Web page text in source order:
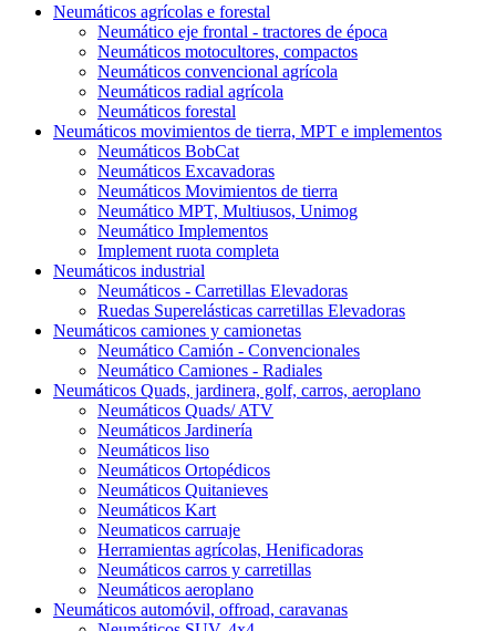
Neumáticos agrícolas e forestal
Neumático eje frontal - tractores de época
Neumáticos motocultores, compactos
Neumáticos convencional agrícola
Neumáticos radial agrícola
Neumáticos forestal
Neumáticos movimientos de tierra, MPT e implementos
Neumáticos BobCat
Neumáticos Excavadoras
Neumáticos Movimientos de tierra
Neumático MPT, Multiusos, Unimog
Neumático Implementos
Implement ruota completa
Neumáticos industrial
Neumáticos - Carretillas Elevadoras
Ruedas Superelásticas carretillas Elevadoras
Neumáticos camiones y camionetas
Neumático Camión - Convencionales
Neumático Camiones - Radiales
Neumáticos Quads, jardinera, golf, carros, aeroplano
Neumáticos Quads/ ATV
Neumáticos Jardinería
Neumáticos liso
Neumáticos Ortopédicos
Neumáticos Quitanieves
Neumáticos Kart
Neumaticos carruaje
Herramientas agrícolas, Henificadoras
Neumáticos carros y carretillas
Neumáticos aeroplano
Neumáticos automóvil, offroad, caravanas